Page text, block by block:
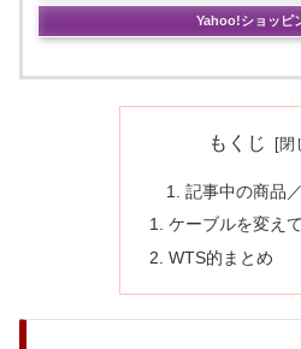
Yahoo!ショッピ
もくじ
記事中の商品
ケーブルを変え
WTS的まとめ